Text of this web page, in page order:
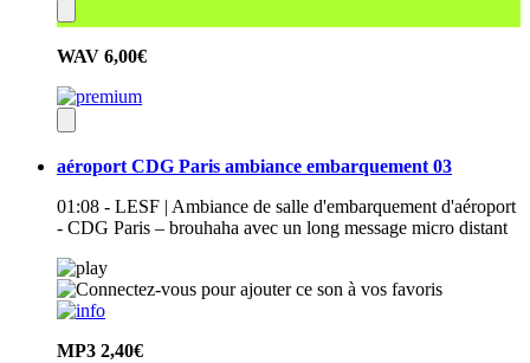
WAV 6,00€
aéroport CDG Paris ambiance embarquement 03
01:08 - LESF | Ambiance de salle d'embarquement d'aéroport
- CDG Paris – brouhaha avec un long message micro distant
MP3 2,40€